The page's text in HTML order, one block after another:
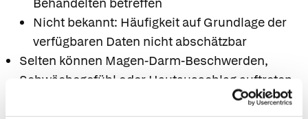
Nicht bekannt: Häufigkeit auf Grundlage der
verfügbaren Daten nicht abschätzbar
Selten können Magen-Darm-Beschwerden,
Schwächegefühl oder Hautausschlag auftreten.
Diese Beschwerden klingen in der Regel nach